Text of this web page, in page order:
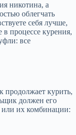
никотина, а
облегчать
себя лучше,
процессе курения,
все
продолжает курить,
должен его
или их комбинации: